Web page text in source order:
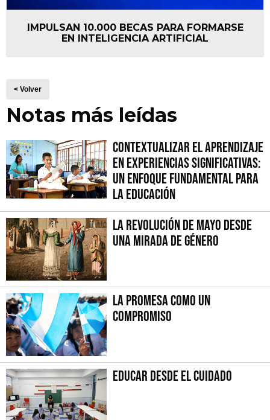
IMPULSAN 10.000 BECAS PARA FORMARSE
EN INTELIGENCIA ARTIFICIAL
< Volver
Notas más leídas
Contextualizar el Aprendizaje
en Experiencias Significativas:
Un Enfoque fundamental para
la Educación
La Revolución de Mayo desde
una mirada de género
La promesa como un
compromiso
Educar desde el cuidado